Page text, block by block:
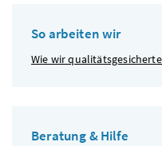
So arbeiten wir
Wie wir
Beratung & Hilfe